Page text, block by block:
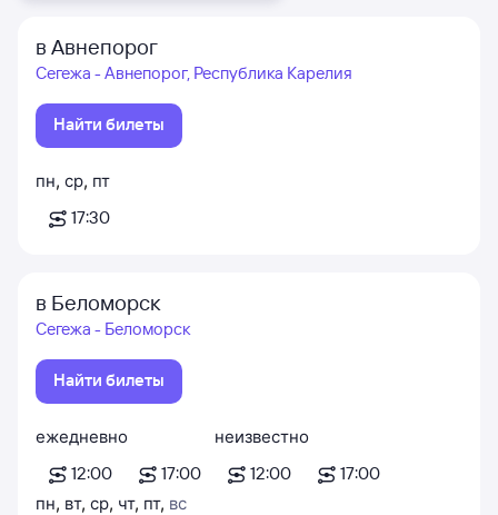
в Авнепорог
Сегежа - Авнепорог, Республика Карелия
Найти билеты
пн, ср, пт
17:30
в Беломорск
Сегежа - Беломорск
Найти билеты
ежедневно
12:00
17:00
неизвестно
12:00
17:00
пн, вт, ср, чт, пт, вс